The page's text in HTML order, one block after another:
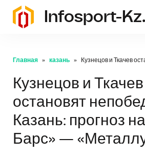
Infosport-
Главная казань Кузнецов и Ткачев
Кузнецов и Ткачев
остановят
Казань: прогноз
Барс» —